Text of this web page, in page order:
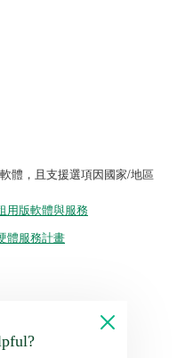
體，且支援選項因國家/地區
用版軟體與服務
體服務計畫